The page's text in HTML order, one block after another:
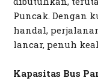
Puncak. Dengan
handal,
lancar, penuh
Kapasitas Bus